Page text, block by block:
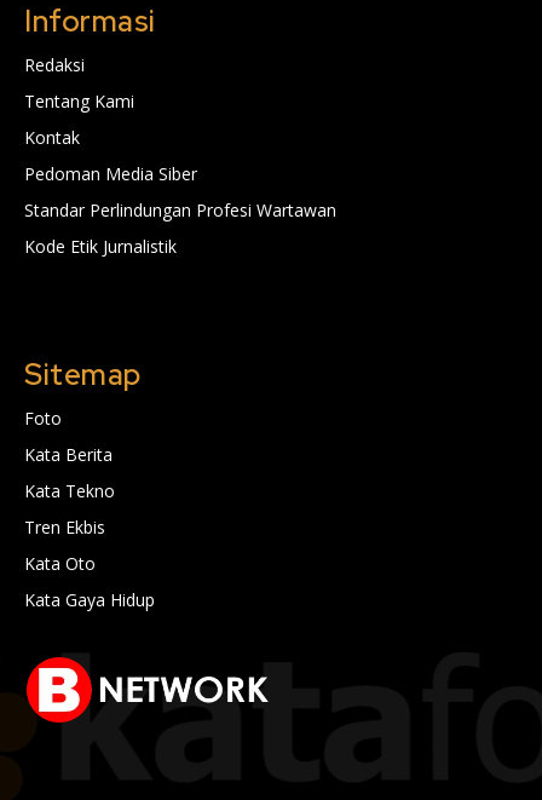
Informasi
Redaksi
Tentang Kami
Kontak
Pedoman Media Siber
Standar Perlindungan Profesi Wartawan
Kode Etik Jurnalistik
Sitemap
Foto
Kata Berita
Kata Tekno
Tren Ekbis
Kata Oto
Kata Gaya Hidup